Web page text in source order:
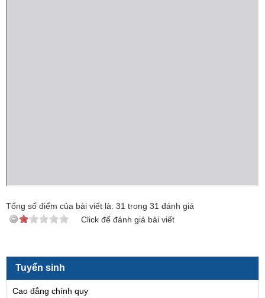
Tổng số điểm của bài viết là: 31 trong 31 đánh giá
Click để đánh giá bài viết
Tuyển sinh
Cao đẳng chính quy